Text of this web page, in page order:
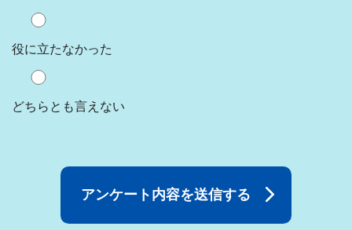
役に立たなかった
どちらとも言えない